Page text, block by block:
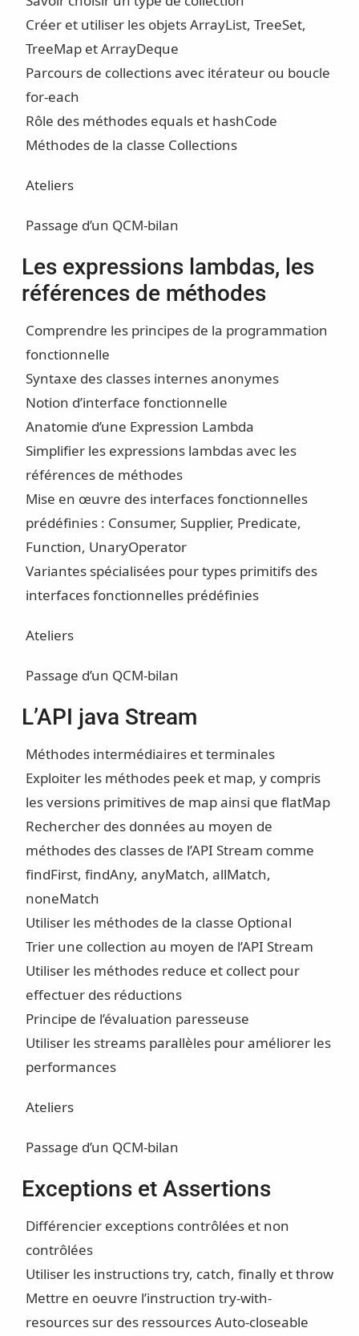
Créer et utiliser les objets ArrayList, TreeSet,
TreeMap et ArrayDeque
Parcours de collections avec itérateur ou boucle
for-each
Rôle des méthodes equals et hashCode
Méthodes de la classe Collections
Ateliers
Passage d’un QCM-bilan
Les expressions lambdas, les
références de méthodes
Comprendre les principes de la programmation
fonctionnelle
Syntaxe des classes internes anonymes
Notion d’interface fonctionnelle
Anatomie d’une Expression Lambda
Simplifier les expressions lambdas avec les
références de méthodes
Mise en œuvre des interfaces fonctionnelles
prédéfinies : Consumer, Supplier, Predicate,
Function, UnaryOperator
Variantes spécialisées pour types primitifs des
interfaces fonctionnelles prédéfinies
Ateliers
Passage d’un QCM-bilan
L’API java Stream
Méthodes intermédiaires et terminales
Exploiter les méthodes peek et map, y compris
les versions primitives de map ainsi que flatMap
Rechercher des données au moyen de
méthodes des classes de l’API Stream comme
findFirst, findAny, anyMatch, allMatch,
noneMatch
Utiliser les méthodes de la classe Optional
Trier une collection au moyen de l’API Stream
Utiliser les méthodes reduce et collect pour
effectuer des réductions
Principe de l’évaluation paresseuse
Utiliser les streams parallèles pour améliorer les
performances
Ateliers
Passage d’un QCM-bilan
Exceptions et Assertions
Différencier exceptions contrôlées et non
contrôlées
Utiliser les instructions try, catch, finally et throw
Mettre en oeuvre l’instruction try-with-
resources sur des ressources Auto-closeable